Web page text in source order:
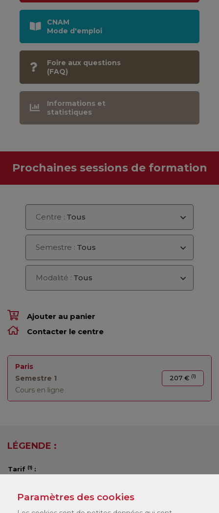
CNAM
Mode d'emploi
Foire aux questions
(FAQ)
Informations et
statistiques
Prochaines sessions de formation
Centre : Tous
Semestre : Tous
Modalité : Tous
Ajouter au panier
Contacter le centre
Paris
Semestre 1
Cours en ligne
207 € (1)
LÉGENDE :
Tarif (1) :
Selon votre statut, il existe différents dispositifs de financement
qui peuvent financer jusqu'à 100 % de votre formation. Nos
Paramètres des cookies